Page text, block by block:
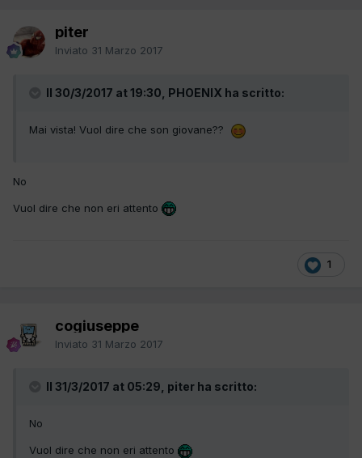
piter
Inviato 31 Marzo 2017
Il 30/3/2017 at 19:30, PHOENIX ha scritto:
Mai vista! Vuol dire che son giovane??
No
Vuol dire che non eri attento
1
cogiuseppe
Inviato 31 Marzo 2017
Il 31/3/2017 at 05:29, piter ha scritto:
No
Vuol dire che non eri attento